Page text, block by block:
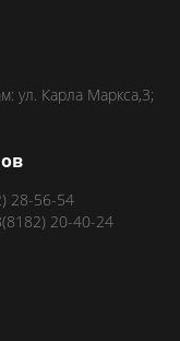
ул. Карла Маркса,3;
28-56-54
20-40-24